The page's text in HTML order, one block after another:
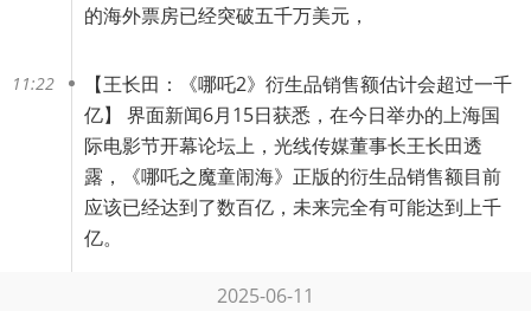
的海外票房已经突破五千万美元，
11:22 【王长田：《哪吒2》衍生品销售额估计会超过一千
亿】 界面新闻6月15日获悉，在今日举办的上海国
际电影节开幕论坛上，光线传媒董事长王长田透
露，《哪吒之魔童闹海》正版的衍生品销售额目前
应该已经达到了数百亿，未来完全有可能达到上千
亿。
2025-06-11